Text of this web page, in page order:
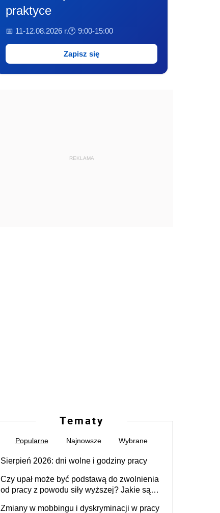
praktyce
📅 11-12.08.2026 r.🕐 9:00-15:00
Zapisz się
REKLAMA
Tematy
Popularne Najnowsze Wybrane
Sierpień 2026: dni wolne i godziny pracy
Czy upał może być podstawą do zwolnienia
od pracy z powodu siły wyższej? Jakie są
Zmiany w mobbingu i dyskryminacji w pracy